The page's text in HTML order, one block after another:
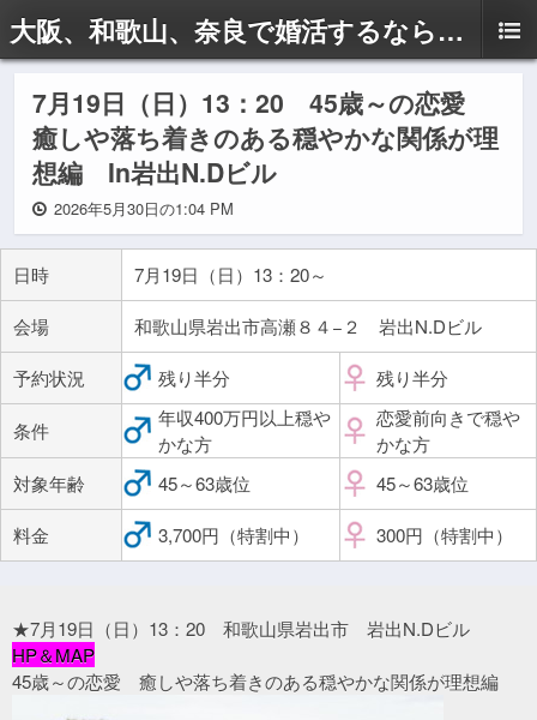
大阪、和歌山、奈良で婚活するならドリームサポートAyaへ
7月19日（日）13：20 45歳～の恋愛
癒しや落ち着きのある穏やかな関係が理
想編 In岩出N.Dビル
2026年5月30日の1:04 PM
日時 7月19日（日）13：20～
会場 和歌山県岩出市高瀬８４−２ 岩出N.Dビル
予約状況 残り半分 残り半分
条件
年収400万円以上穏や
かな方
恋愛前向きで穏や
かな方
対象年齢
45～63歳位 45～63歳位
料金 3,700円（特割中） 300円（特割中）
★7月19日（日）13：20 和歌山県岩出市 岩出N.Dビル
HP＆MAP
45歳～の恋愛 癒しや落ち着きのある穏やかな関係が理想編